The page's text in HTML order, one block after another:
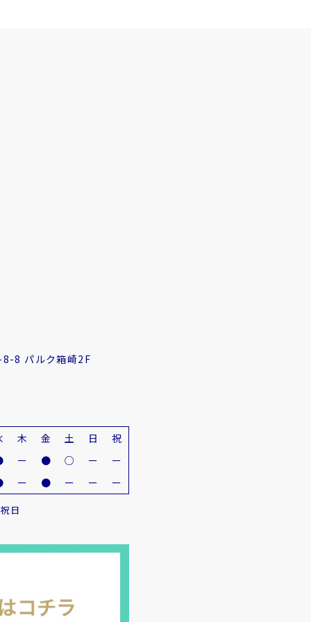
8 パルク箱崎2F
木 金 土 日
祝
ー ● ○ ー
ー
ー ● ー ー ー
日